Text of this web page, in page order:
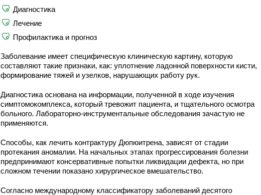
Диагностика
Лечение
Профилактика и прогноз
Заболевание имеет специфическую клиническую картину, которую
составляют такие признаки, как: уплотнение ладонной поверхности кисти,
формирование тяжей и узелков, нарушающих работу рук.
Диагностика основана на информации, полученной в ходе изучения
симптомокомплекса, который тревожит пациента, и тщательного осмотра
больного. Лабораторно-инструментальные обследования зачастую не
применяются.
Способы, как лечить контрактуру Дюпюитрена, зависят от стадии
протекания аномалии. На начальных этапах прогрессирования болезни
предпринимают консервативные попытки ликвидации дефекта, но при
сложном течении показано хирургическое вмешательство.
Согласно международному классификатору заболеваний десятого